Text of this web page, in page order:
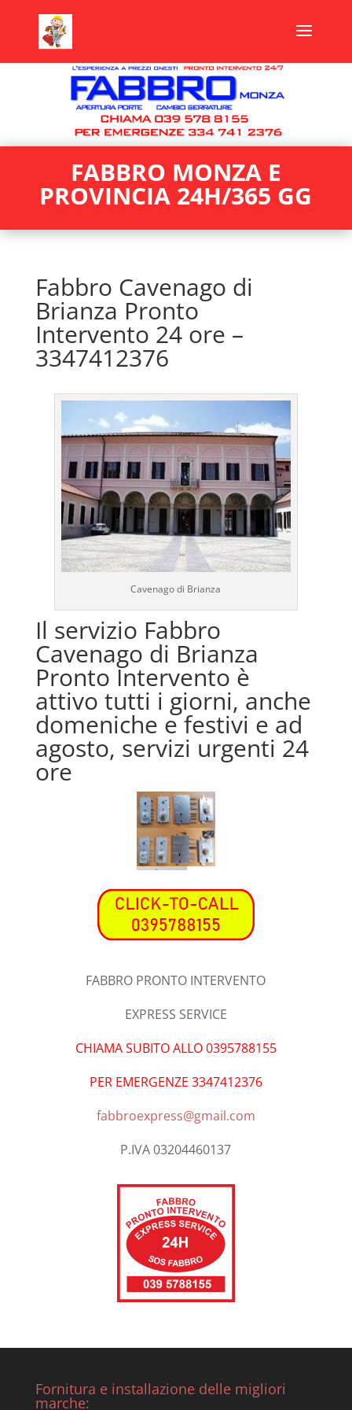
FABBRO MONZA E
PROVINCIA 24H/365 GG
Fabbro Cavenago di
Brianza Pronto
Intervento 24 ore –
3347412376
Cavenago di Brianza
Il servizio Fabbro
Cavenago di Brianza
Pronto Intervento è
attivo tutti i giorni, anche
domeniche e festivi e ad
agosto, servizi urgenti 24
ore
FABBRO PRONTO INTERVENTO
EXPRESS SERVICE
CHIAMA SUBITO ALLO 0395788155
PER EMERGENZE 3347412376
fabbroexpress@gmail.com
P.IVA 03204460137
Fornitura e installazione delle migliori
marche: